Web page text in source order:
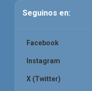
Seguinos en:
Facebook
Instagram
X (Twitter)